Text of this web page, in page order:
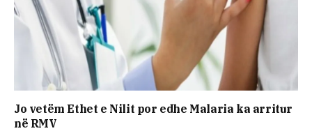
Jo vetëm Ethet e Nilit por edhe Malaria ka arritur
në RMV